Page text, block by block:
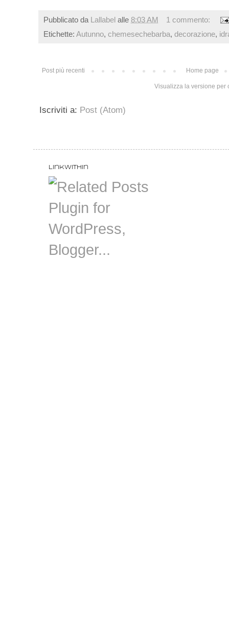
Pubblicato da Lallabel alle 8:03 AM
1 commento:
Etichette: Autunno, chemesechebarba, decorazione,
Post più recenti Home page
Visualizza la versione per
Iscriviti a: Post (Atom)
LinkWithin